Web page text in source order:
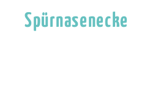
Spürnasenecke